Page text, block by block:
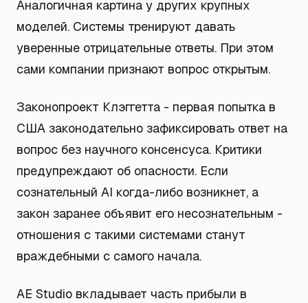
Аналогичная картина у других крупных
моделей. Системы тренируют давать
уверенные отрицательные ответы. При этом
сами компании признают вопрос открытым.
Законопроект Клэггетта - первая попытка в
США законодательно зафиксировать ответ на
вопрос без научного консенсуса. Критики
предупреждают об опасности. Если
сознательный AI когда-либо возникнет, а
закон заранее объявит его несознательным -
отношения с такими системами станут
враждебными с самого начала.
AE Studio вкладывает часть прибыли в